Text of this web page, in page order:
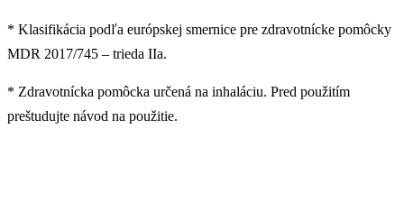
* Klasifikácia podľa európskej smernice pre zdravotnícke pomôcky
MDR 2017/745 – trieda IIa.
* Zdravotnícka pomôcka určená na inhaláciu. Pred použitím
preštudujte návod na použitie.